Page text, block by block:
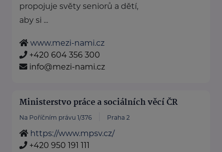
propojuje světy seniorů a dětí,
aby si ...
www.mezi-nami.cz
+420 604 356 300
info@mezi-nami.cz
Ministerstvo práce a sociálních věcí ČR
Na Poříčním právu 1/376 Praha 2
https://www.mpsv.cz/
+420 950 191 111